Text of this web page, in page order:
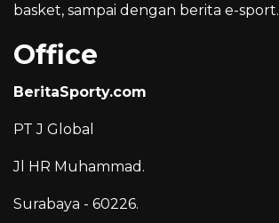
basket, sampai dengan berita e-sport.
Office
BeritaSporty.com
PT J Global
Jl HR Muhammad.
Surabaya - 60226.